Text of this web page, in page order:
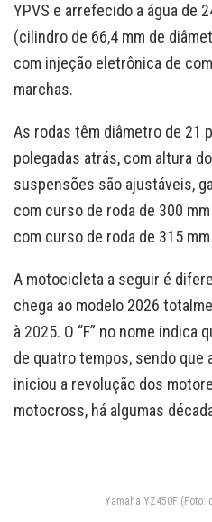
YPVS e arrefecido a água de
(cilindro de 66,4 mm de
com injeção eletrônica de
marchas.
As rodas têm diâmetro de 21
polegadas atrás, com altura
suspensões são ajustáveis,
com curso de roda de 300
com curso de roda de 315
A motocicleta a seguir é
chega ao modelo 2026
à 2025. O “F” no nome
de quatro tempos, sendo que
iniciou a revolução dos
motocross, há algumas
Yamaha YZ450F (Foto: